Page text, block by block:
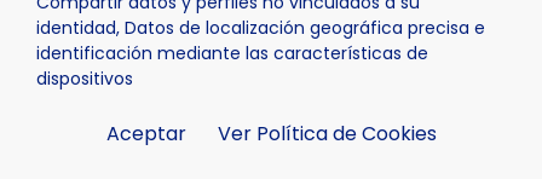
identidad, Datos de localización geográfica precisa e
identificación mediante las características de
dispositivos
Aceptar Ver Política de Cookies